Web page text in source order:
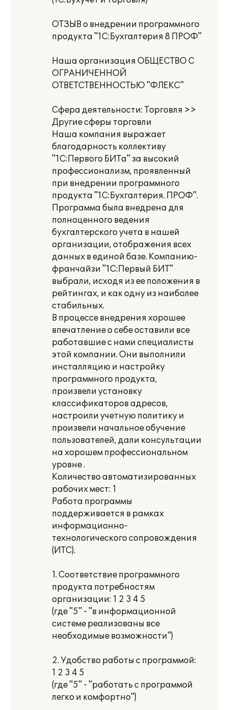
ОТЗЫВ о внедрении программного
продукта "1С:Бухгалтерия 8 ПРОФ"
Наша организация ОБЩЕСТВО С
ОГРАНИЧЕННОЙ
ОТВЕТСТВЕННОСТЬЮ "ФЛЕКС"
Сфера деятельности: Торговля >>
Другие сферы торговли
Наша компания выражает
благодарность коллективу
"1С:Первого БИТа" за высокий
профессионализм, проявленный
при внедрении программного
продукта "1С:Бухгалтерия. ПРОФ".
Программа была внедрена для
полноценного ведения
бухгалтерского учета в нашей
организации, отображения всех
данных в единой базе. Компанию-
франчайзи "1С:Первый БИТ"
выбрали, исходя из ее положения в
рейтингах, и как одну из наиболее
стабильных.
В процессе внедрения хорошее
впечатление о себе оставили все
работавшие с нами специалисты
этой компании. Они выполнили
инсталляцию и настройку
программного продукта,
произвели установку
классификаторов адресов,
настроили учетную политику и
произвели начальное обучение
пользователей, дали консультации
на хорошем профессиональном
уровне .
Количество автоматизированных
рабочих мест: 1
Работа программы
поддерживается в рамках
информационно-
технологического сопровождения
(ИТС).
1. Соответствие программного
продукта потребностям
организации: 1 2 3 4 5
(где "5" - "в информационной
системе реализованы все
необходимые возможности")
2. Удобство работы с программой:
1 2 3 4 5
(где "5" - "работать с программой
легко и комфортно")